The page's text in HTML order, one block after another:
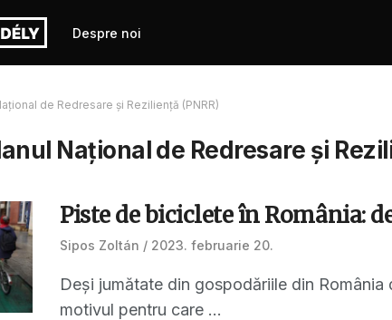
Despre noi
de Redresare și Reziliență (PNRR)
Național de Redresare și
Piste de biciclete în România:
Sipos Zoltán 2023. februarie 20.
Deși jumătate din gospodăriile din
motivul pentru care ...